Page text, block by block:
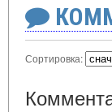
Сортировка: